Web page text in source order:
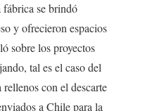
se brindó
y ofrecieron espacios
sobre los proyectos
tal es el caso del
rellenos con el descarte
a Chile para la